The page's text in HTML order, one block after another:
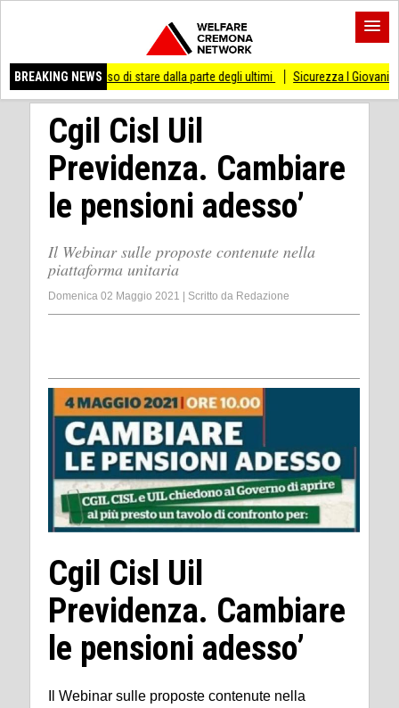
BREAKING NEWS
smesso di stare dalla parte degli ultimi Sicurezza I Giovani Democratici
Cgil Cisl Uil
Previdenza. Cambiare
le pensioni adesso’
Il Webinar sulle proposte contenute nella
piattaforma unitaria
Domenica 02 Maggio 2021 Scritto da Redazione
Cgil Cisl Uil
Previdenza. Cambiare
le pensioni adesso’
Il Webinar sulle proposte contenute nella